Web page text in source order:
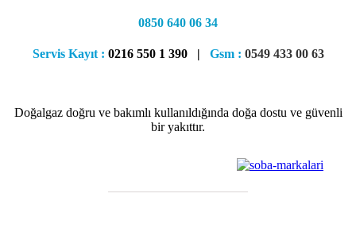
0850 640 06 34
Servis Kayıt : 0216 550 1 390 | Gsm : 0549 433 00 63
Doğalgaz doğru ve bakımlı kullanıldığında doğa dostu ve güvenli
bir yakıttır.
———————————